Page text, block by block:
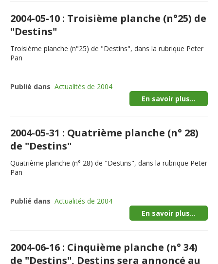
2004-05-10 : Troisième planche (n°25) de
"Destins"
Troisième planche (n°25) de "Destins", dans la rubrique Peter
Pan
Publié dans Actualités de 2004
En savoir plus...
2004-05-31 : Quatrième planche (n° 28)
de "Destins"
Quatrième planche (n° 28) de "Destins", dans la rubrique Peter
Pan
Publié dans Actualités de 2004
En savoir plus...
2004-06-16 : Cinquième planche (n° 34)
de "Destins", Destins sera annoncé au